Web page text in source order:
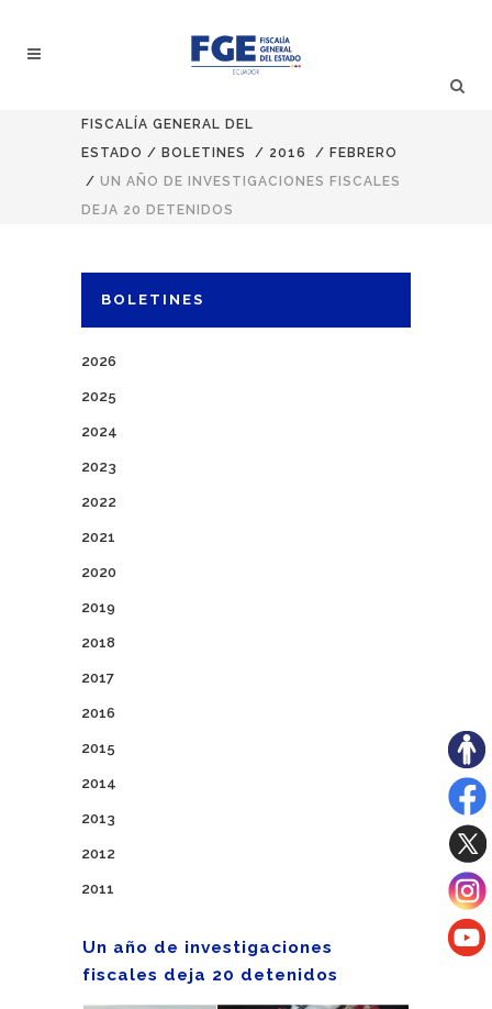
FISCALÍA GENERAL DEL
ESTADO / BOLETINES / 2016 / FEBRERO
/ UN AÑO DE INVESTIGACIONES FISCALES
DEJA 20 DETENIDOS
BOLETINES
2026
2025
2024
2023
2022
2021
2020
2019
2018
2017
2016
2015
2014
2013
2012
2011
Un año de investigaciones
fiscales deja 20 detenidos